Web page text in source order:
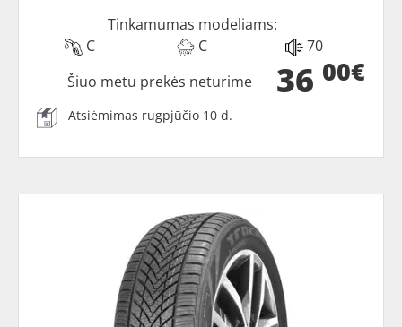
Tinkamumas modeliams:
C
C 70
36 00€
Šiuo metu prekės neturime
Atsiėmimas rugpjūčio 10 d.